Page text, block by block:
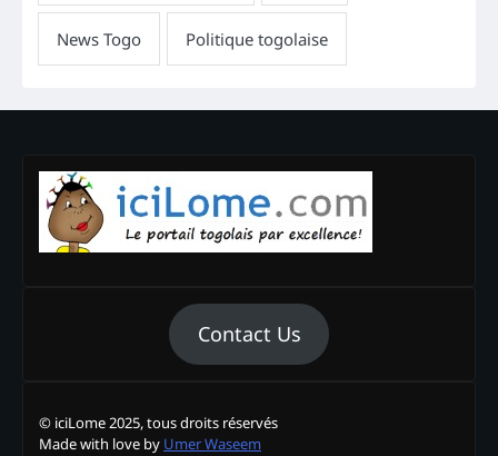
Contact Us
© iciLome 2025, tous droits réservés
Made with love by Umer Waseem